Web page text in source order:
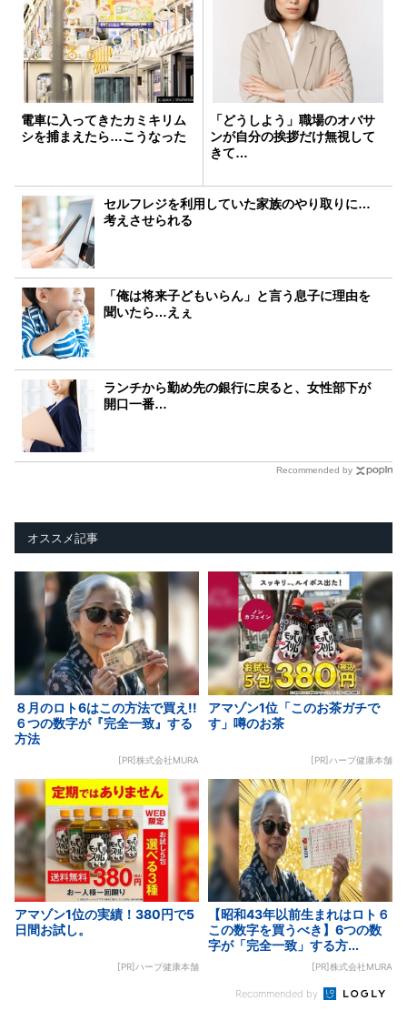
電車に入ってきたカミキリム
シを捕まえたら…こうなった
「どうしよう」職場のオバサ
ンが自分の挨拶だけ無視して
きて…
セルフレジを利用していた家族のやり取りに…
考えさせられる
「俺は将来子どもいらん」と言う息子に理由を
聞いたら…えぇ
ランチから勤め先の銀行に戻ると、女性部下が
開口一番…
Recommended by
オススメ記事
８月のロト6はこの方法で買え!!
６つの数字が『完全一致』する
方法
[PR]株式会社MURA
アマゾン1位「このお茶ガチで
す」噂のお茶
[PR]ハーブ健康本舗
アマゾン1位の実績！380円で5
日間お試し。
[PR]ハーブ健康本舗
【昭和43年以前生まれはロト６
この数字を買うべき】6つの数
字が「完全一致」する方...
[PR]株式会社MURA
Recommended by